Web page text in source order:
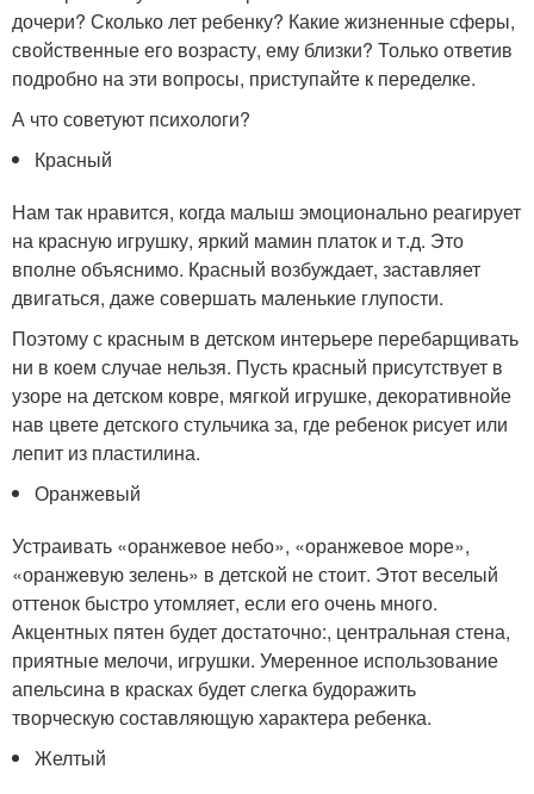
дочери? Сколько лет ребенку? Какие жизненные сферы,
свойственные его возрасту, ему близки? Только ответив
подробно на эти вопросы, приступайте к переделке.
А что советуют психологи?
Красный
Нам так нравится, когда малыш эмоционально реагирует
на красную игрушку, яркий мамин платок и т.д. Это
вполне объяснимо. Красный возбуждает, заставляет
двигаться, даже совершать маленькие глупости.
Поэтому с красным в детском интерьере перебарщивать
ни в коем случае нельзя. Пусть красный присутствует в
узоре на детском ковре, мягкой игрушке, декоративнойе
нав цвете детского стульчика за, где ребенок рисует или
лепит из пластилина.
Оранжевый
Устраивать «оранжевое небо», «оранжевое море»,
«оранжевую зелень» в детской не стоит. Этот веселый
оттенок быстро утомляет, если его очень много.
Акцентных пятен будет достаточно:, центральная стена,
приятные мелочи, игрушки. Умеренное использование
апельсина в красках будет слегка будоражить
творческую составляющую характера ребенка.
Желтый